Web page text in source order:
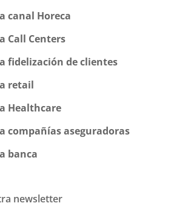
canal Horeca
Call Centers
fidelización de clientes
retail
Healthcare
compañías aseguradoras
banca
newsletter